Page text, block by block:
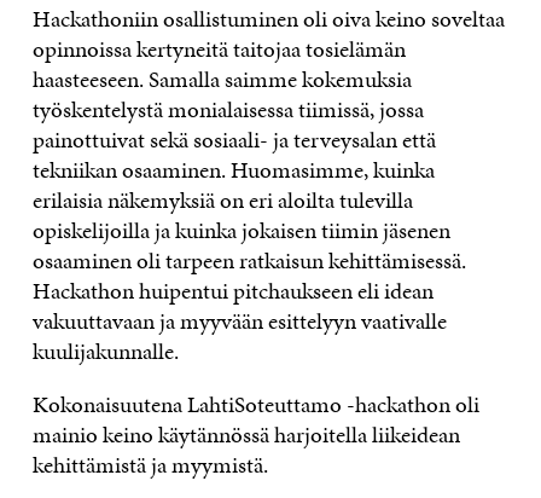
Hackathoniin osallistuminen oli oiva keino soveltaa
opinnoissa kertyneitä taitojaa tosielämän
haasteeseen. Samalla saimme kokemuksia
työskentelystä monialaisessa tiimissä, jossa
painottuivat sekä sosiaali- ja terveysalan että
tekniikan osaaminen. Huomasimme, kuinka
erilaisia näkemyksiä on eri aloilta tulevilla
opiskelijoilla ja kuinka jokaisen tiimin jäsenen
osaaminen oli tarpeen ratkaisun kehittämisessä.
Hackathon huipentui pitchaukseen eli idean
vakuuttavaan ja myyvään esittelyyn vaativalle
kuulijakunnalle.
Kokonaisuutena LahtiSoteuttamo -hackathon oli
mainio keino käytännössä harjoitella liikeidean
kehittämistä ja myymistä.